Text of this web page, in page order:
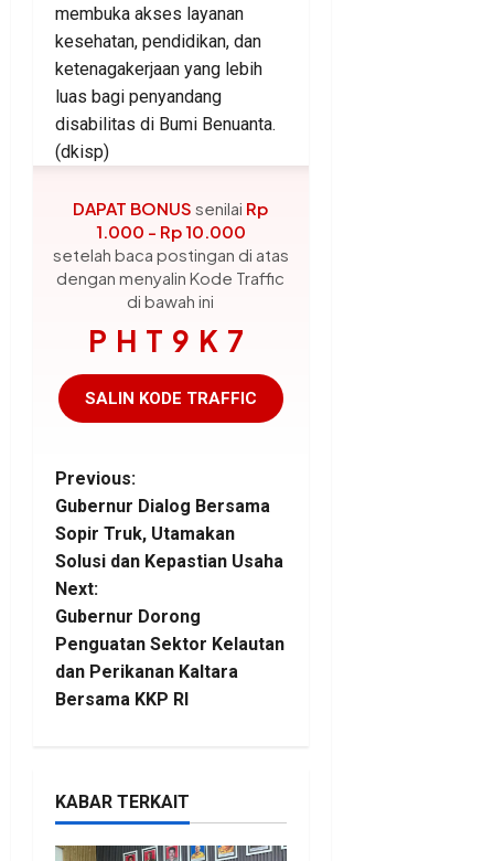
membuka akses layanan
kesehatan, pendidikan, dan
ketenagakerjaan yang lebih
luas bagi penyandang
disabilitas di Bumi Benuanta.
(dkisp)
DAPAT BONUS senilai Rp
1.000 - Rp 10.000
setelah baca postingan di atas
dengan menyalin Kode Traffic
di bawah ini
PHT9K7
SALIN KODE TRAFFIC
P
o
s
t
n
a
i
Previous:
Gubernur Dialog Bersama
Sopir Truk, Utamakan
Solusi dan Kepastian Usaha
Next:
Gubernur Dorong
Penguatan Sektor Kelautan
dan Perikanan Kaltara
Bersama KKP RI
KABAR TERKAIT